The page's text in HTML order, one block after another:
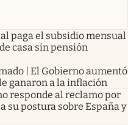
paga el subsidio mensual
casa sin pensión
| El Gobierno aumentó
ganaron a la inflación
responde al reclamo por
su postura sobre España y